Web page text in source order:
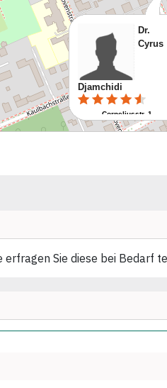
erfragen Sie diese bei Bedarf